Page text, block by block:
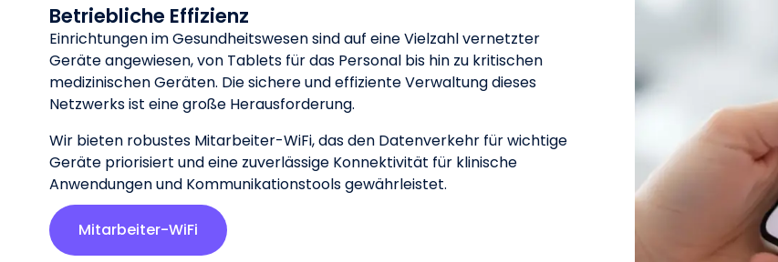
Betriebliche Effizienz
Einrichtungen im Gesundheitswesen sind auf eine Vielzahl vernetzter
Geräte angewiesen, von Tablets für das Personal bis hin zu kritischen
medizinischen Geräten. Die sichere und effiziente Verwaltung dieses
Netzwerks ist eine große Herausforderung.
Wir bieten robustes Mitarbeiter-WiFi, das den Datenverkehr für wichtige
Geräte priorisiert und eine zuverlässige Konnektivität für klinische
Anwendungen und Kommunikationstools gewährleistet.
Mitarbeiter-WiFi